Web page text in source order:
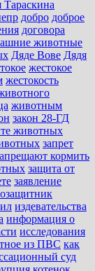
Тараскина
добро доброе
договора
животные
Дяде Вове Дядя
жестокое
жестокость
животным
закон 28-ГД
животных
запрет
кормить
защита от
заявление
издевательства
информация о
исследования
из ПВС как
суд